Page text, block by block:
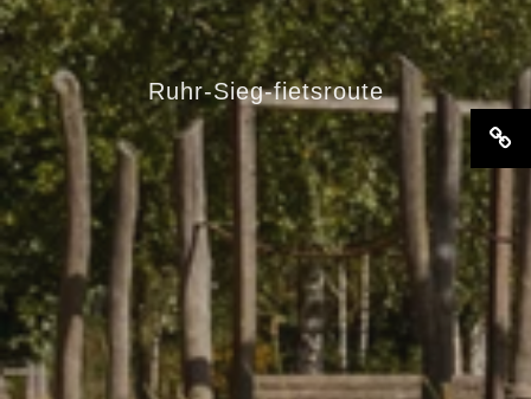
Ruhr-Sieg-fietsroute